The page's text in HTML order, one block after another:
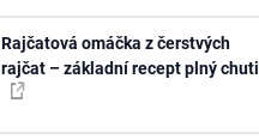
Rajčatová omáčka z čerstvých
rajčat – základní recept plný chuti